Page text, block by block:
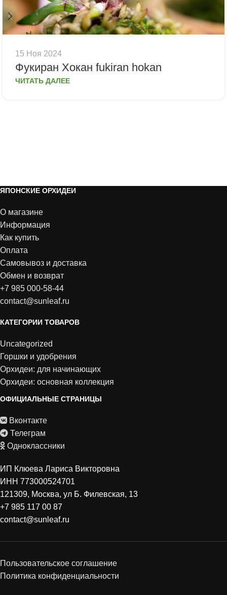
15 Ноя 2024
Фукиран Хокан fukiran hokan
ЧИТАТЬ ДАЛЕЕ
ЯПОНСКИЕ ОРХИДЕИ
О магазине
Информация
Как купить
Оплата
Самовывоз и доставка
Обмен и возврат
+7 985 000-58-44
contact@sunleaf.ru
КАТЕГОРИИ ТОВАРОВ
Uncategorized
Горшки и удобрения
Орхидеи: для начинающих
Орхидеи: основная коллекция
ОФИЦИАЛЬНЫЕ СТРАНИЦЫ
Вконтакте
Телеграм
Одноклассники
ИП Клюева Лариса Викторовна
ИНН 773000524701
121309, Москва, ул Б. Филевская, 13
+7 985 117 00 87
contact@sunleaf.ru
Пользовательское соглашение
Политика конфиденциальности